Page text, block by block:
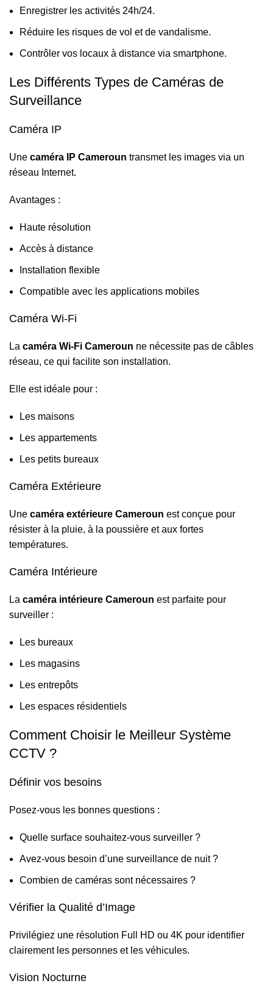
Enregistrer les activités 24h/24.
Réduire les risques de vol et de vandalisme.
Contrôler vos locaux à distance via smartphone.
Les Différents Types de Caméras de
Surveillance
Caméra IP
Une caméra IP Cameroun transmet les images via un
réseau Internet.
Avantages :
Haute résolution
Accès à distance
Installation flexible
Compatible avec les applications mobiles
Caméra Wi-Fi
La caméra Wi-Fi Cameroun ne nécessite pas de câbles
réseau, ce qui facilite son installation.
Elle est idéale pour :
Les maisons
Les appartements
Les petits bureaux
Caméra Extérieure
Une caméra extérieure Cameroun est conçue pour
résister à la pluie, à la poussière et aux fortes
températures.
Caméra Intérieure
La caméra intérieure Cameroun est parfaite pour
surveiller :
Les bureaux
Les magasins
Les entrepôts
Les espaces résidentiels
Comment Choisir le Meilleur Système
CCTV ?
Définir vos besoins
Posez-vous les bonnes questions :
Quelle surface souhaitez-vous surveiller ?
Avez-vous besoin d’une surveillance de nuit ?
Combien de caméras sont nécessaires ?
Vérifier la Qualité d’Image
Privilégiez une résolution Full HD ou 4K pour identifier
clairement les personnes et les véhicules.
Vision Nocturne